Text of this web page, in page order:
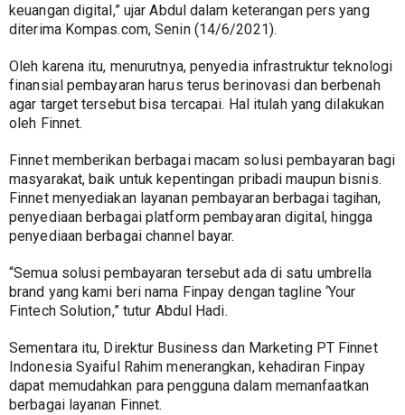
keuangan digital,” ujar Abdul dalam keterangan pers yang
diterima Kompas.com, Senin (14/6/2021).
Oleh karena itu, menurutnya, penyedia infrastruktur teknologi
finansial pembayaran harus terus berinovasi dan berbenah
agar target tersebut bisa tercapai. Hal itulah yang dilakukan
oleh Finnet.
Finnet memberikan berbagai macam solusi pembayaran bagi
masyarakat, baik untuk kepentingan pribadi maupun bisnis.
Finnet menyediakan layanan pembayaran berbagai tagihan,
penyediaan berbagai platform pembayaran digital, hingga
penyediaan berbagai channel bayar.
“Semua solusi pembayaran tersebut ada di satu umbrella
brand yang kami beri nama Finpay dengan tagline ‘Your
Fintech Solution,” tutur Abdul Hadi.
Sementara itu, Direktur Business dan Marketing PT Finnet
Indonesia Syaiful Rahim menerangkan, kehadiran Finpay
dapat memudahkan para pengguna dalam memanfaatkan
berbagai layanan Finnet.